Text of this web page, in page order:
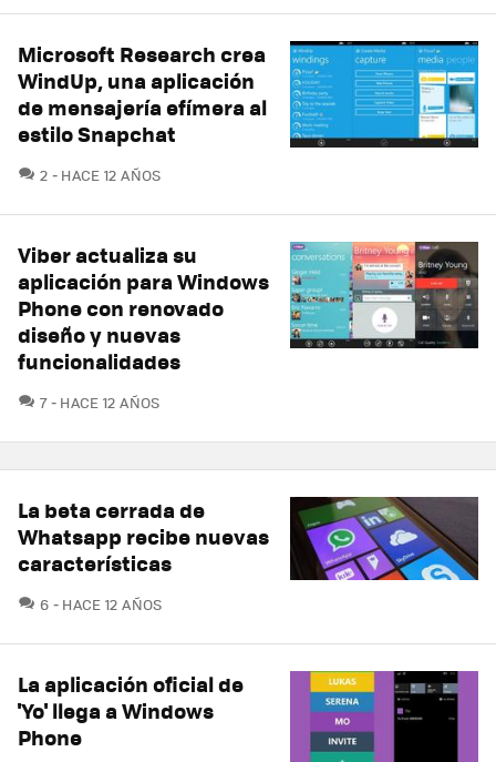
Microsoft Research crea
WindUp, una aplicación
de mensajería efímera al
estilo Snapchat
2 COMENTARIOS
HACE 12 AÑOS
Viber actualiza su
aplicación para Windows
Phone con renovado
diseño y nuevas
funcionalidades
7COMENTARIOS
HACE 12 AÑOS
La beta cerrada de
Whatsapp recibe nuevas
características
6 COMENTARIOS
HACE 12 AÑOS
La aplicación oficial de
'Yo' llega a Windows
Phone